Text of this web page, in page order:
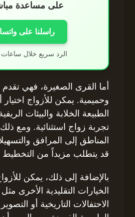
على مساعدة
راسلنا على
الرد سريع خلال ساعات
أما القرى الصغيرة، فهي تقدم
وحميمية. يمكن للأزواج اختيار
الطبيعة الخلابة والبيئات
تجربة زواج استثنائية. ومع
المناطق إلى المرافق
قد يتطلب مزيداً من التخطيط
بالإضافة إلى ذلك، يمكن
الخيارات التقليدية الأخرى
الاحتفالات التاريخية أو